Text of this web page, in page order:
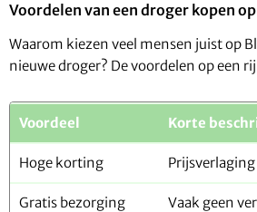
Voordelen van een droger kopen
Waarom kiezen veel mensen juist op
nieuwe droger? De voordelen op een
Voordeel Korte
Hoge korting
Gratis bezorging Vaak geen